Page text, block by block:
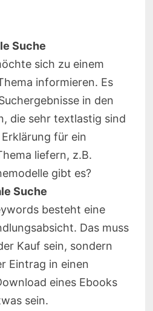
Suche
sich zu einem
informieren. Es
in den
die sehr textlastig sind
für ein
liefern, z.B.
gibt es?
Suche
besteht eine
Das muss
Kauf sein, sondern
Eintrag in einen
eines Ebooks
sein.